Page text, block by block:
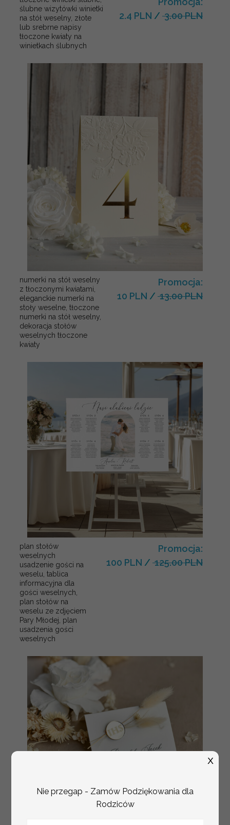
ślubne wizytówki winietki
na stół weselny, złote
lub srebrne napisy
tłoczone kwiaty na
winietkach ślubnych
2.4 PLN / 3.00 PLN
numerki na stół weselny
z tłoczonymi kwiatami,
eleganckie numerki na
stoły weselne, tłoczone
numerki na stół weselny,
dekoracja stołów
weselnych tłoczone
kwiaty
Promocja:
10 PLN / 13.00 PLN
plan stołów
weselnych
usadzenie gości na
weselu, tablica
informacyjna dla
gości weselnych,
plan stołów na
weselu ze zdjęciem
Pary Młodej, plan
usadzenia gości
weselnych
Promocja:
100 PLN / 125.00 PLN
Nie przegap - Zamów Podziękowania dla
Rodziców
X